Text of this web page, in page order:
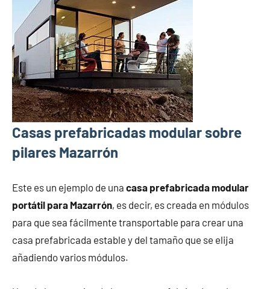
Casas prefabricadas modular sobre
pilares Mazarrón
Este es un ejemplo de una casa prefabricada modular
portátil para Mazarrón, es decir, es creada en módulos
para que sea fácilmente transportable para crear una
casa prefabricada estable y del tamaño que se elija
añadiendo varios módulos.